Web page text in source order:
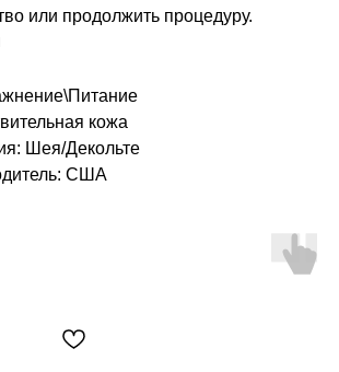
или продолжить процедуру.
кожа
Шея/Декольте
США